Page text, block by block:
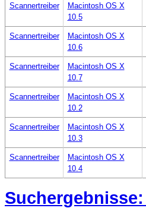
Scannertreiber
Macintosh OS X
10.5
Scannertreiber
Macintosh OS X
10.6
Scannertreiber
Macintosh OS X
10.7
Scannertreiber
Macintosh OS X
10.2
Scannertreiber
Macintosh OS X
10.3
Scannertreiber
Macintosh OS X
10.4
Suchergebnisse: